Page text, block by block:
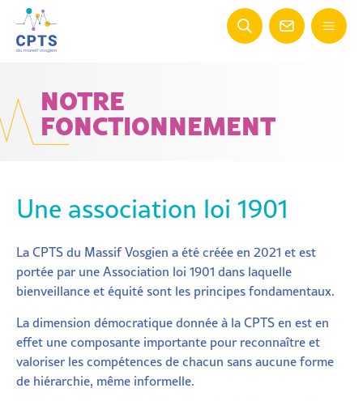
NOTRE
FONCTIONNEMENT
Une association loi 1901
La CPTS du Massif Vosgien a été créée en 2021 et est
portée par une Association loi 1901 dans laquelle
bienveillance et équité sont les principes fondamentaux.
La dimension démocratique donnée à la CPTS en est en
effet une composante importante pour reconnaître et
valoriser les compétences de chacun sans aucune forme
de hiérarchie, même informelle.